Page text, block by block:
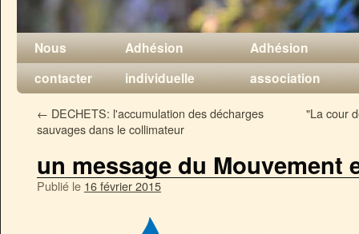
Nous
contacter
Adhésion
individuelle
Adhésion
association
← DECHETS: l'accumulation des décharges
sauvages dans le collimateur
"La cour
un message du Mouvement
Publié le 16 février 2015